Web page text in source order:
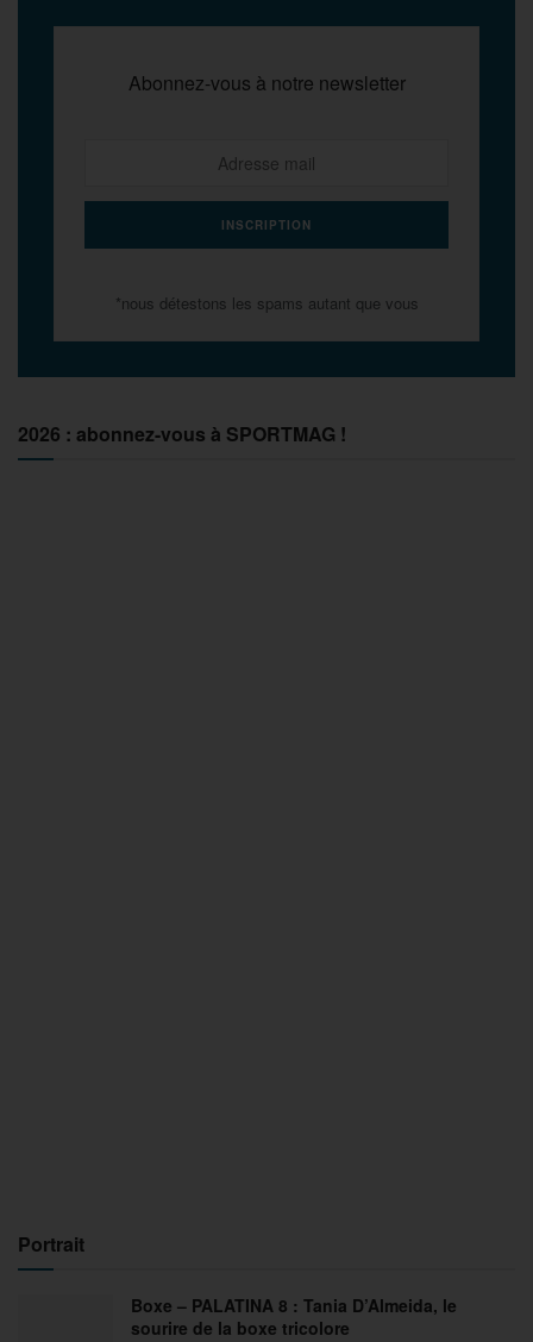
Abonnez-vous à notre newsletter
*nous détestons les spams autant que vous
2026 : abonnez-vous à SPORTMAG !
Portrait
Boxe – PALATINA 8 : Tania D’Almeida, le
sourire de la boxe tricolore